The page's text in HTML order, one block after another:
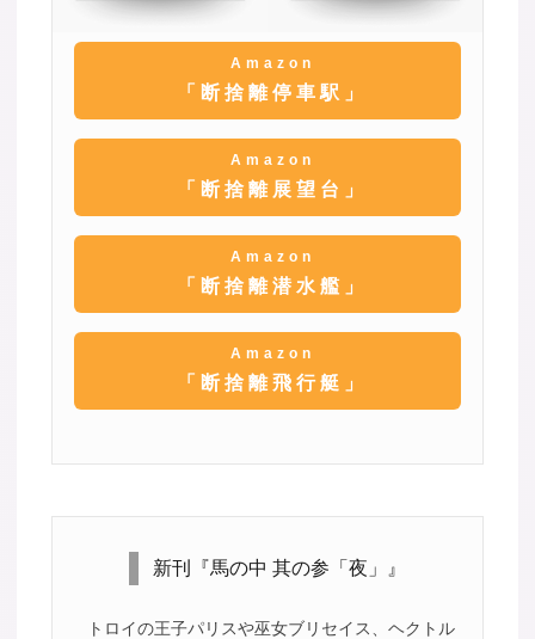
Amazon
「断捨離停車駅」
Amazon
「断捨離展望台」
Amazon
「断捨離潜水艦」
Amazon
「断捨離飛行艇」
新刊『馬の中 其の参「夜」』
トロイの王子パリスや巫女ブリセイス、ヘクトル